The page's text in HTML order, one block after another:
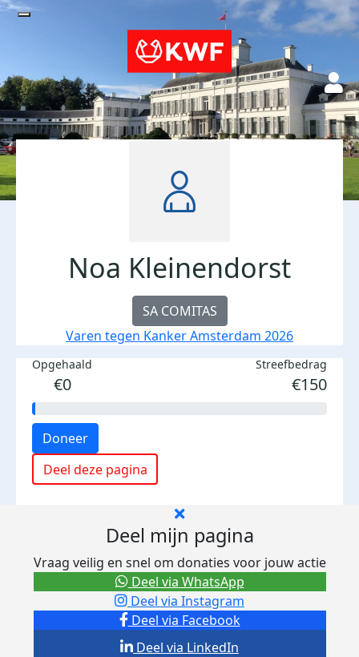
Noa Kleinendorst
SA COMITAS
Varen tegen Kanker Amsterdam 2026
Opgehaald
€0
Streefbedrag
€150
Doneer
Deel deze pagina
Deel mijn pagina
Vraag veilig en snel om donaties voor jouw actie
Deel via Facebook
Deel via Instagram
Deel via LinkedIn
Deel via WhatsApp